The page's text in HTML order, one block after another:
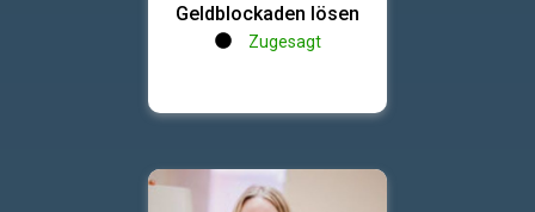
Geldblockaden lösen
Zugesagt